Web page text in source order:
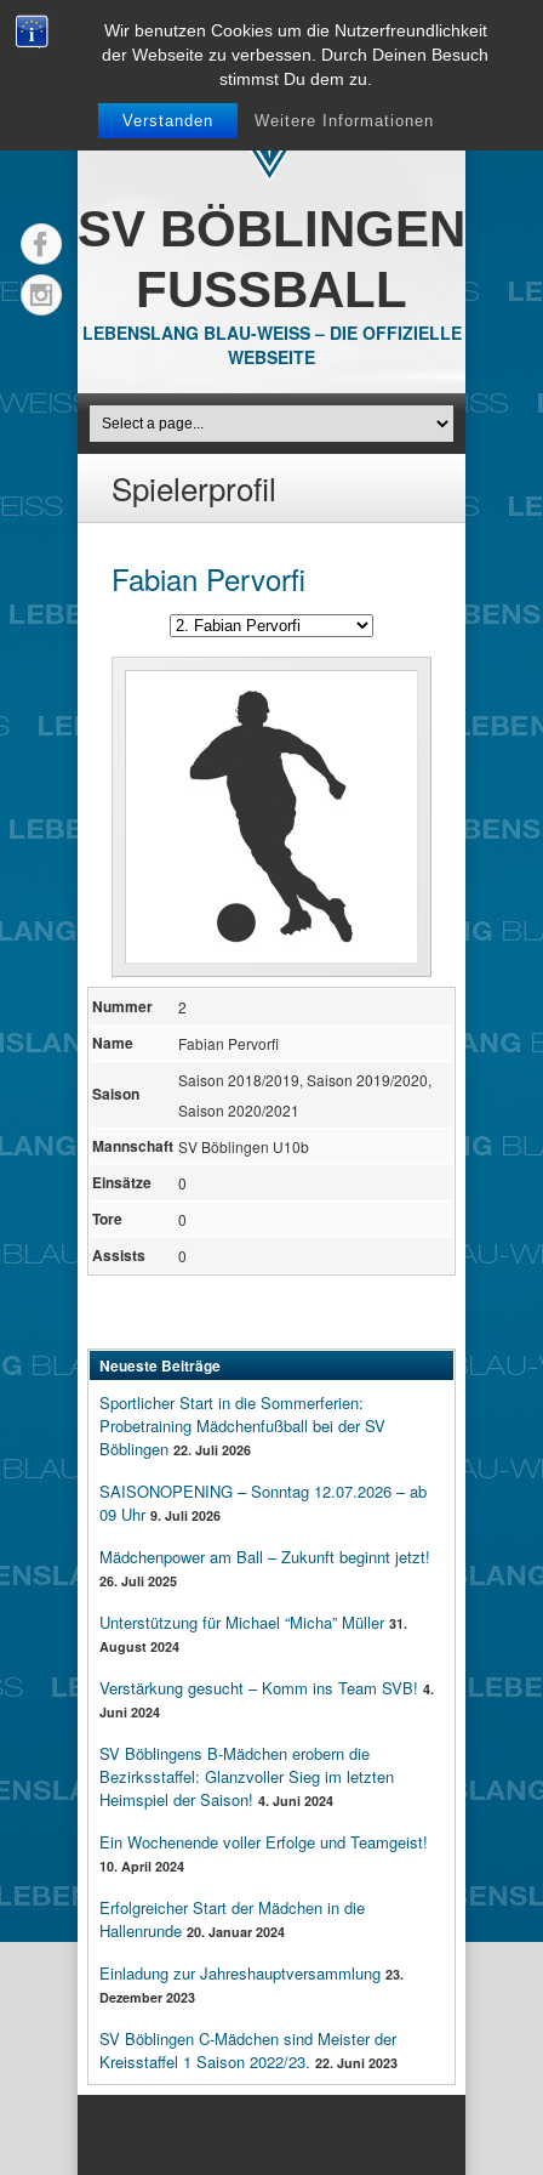
Wir benutzen Cookies um die Nutzerfreundlichkeit
der Webseite zu verbessen. Durch Deinen Besuch
stimmst Du dem zu.
Verstanden Weitere Informationen
SV BÖBLINGEN
FUSSBALL
LEBENSLANG BLAU-WEISS – DIE OFFIZIELLE
WEBSEITE
Spielerprofil
Fabian Pervorfi
Nummer 2
Name Fabian Pervorfi
Saison
Saison 2018/2019, Saison 2019/2020,
Saison 2020/2021
Mannschaft SV Böblingen U10b
Einsätze 0
Tore 0
Assists 0
Neueste Beiträge
Sportlicher Start in die Sommerferien:
Probetraining Mädchenfußball bei der SV
Böblingen 22. Juli 2026
SAISONOPENING – Sonntag 12.07.2026 – ab
09 Uhr 9. Juli 2026
Mädchenpower am Ball – Zukunft beginnt jetzt!
26. Juli 2025
Unterstützung für Michael “Micha” Müller 31.
August 2024
Verstärkung gesucht – Komm ins Team SVB! 4.
Juni 2024
SV Böblingens B-Mädchen erobern die
Bezirksstaffel: Glanzvoller Sieg im letzten
Heimspiel der Saison! 4. Juni 2024
Ein Wochenende voller Erfolge und Teamgeist!
10. April 2024
Erfolgreicher Start der Mädchen in die
Hallenrunde 20. Januar 2024
Einladung zur Jahreshauptversammlung 23.
Dezember 2023
SV Böblingen C-Mädchen sind Meister der
Kreisstaffel 1 Saison 2022/23. 22. Juni 2023